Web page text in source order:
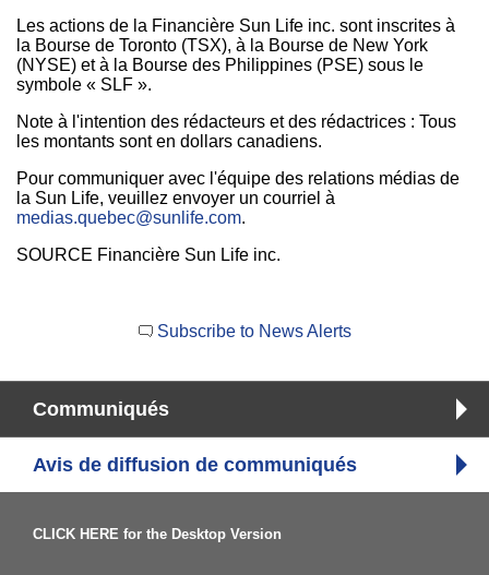
Les actions de la Financière Sun Life inc. sont inscrites à
la Bourse de Toronto (TSX), à la Bourse de New York
(NYSE) et à la Bourse des Philippines (PSE) sous le
symbole « SLF ».
Note à l'intention des rédacteurs et des rédactrices : Tous
les montants sont en dollars canadiens.
Pour communiquer avec l'équipe des relations médias de
la Sun Life, veuillez envoyer un courriel à
medias.quebec@sunlife.com.
SOURCE Financière Sun Life inc.
Subscribe to News Alerts
Communiqués
Avis de diffusion de communiqués
CLICK HERE for the Desktop Version